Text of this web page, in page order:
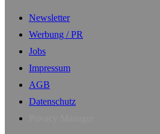
Newsletter
Werbung / PR
Jobs
Impressum
AGB
Datenschutz